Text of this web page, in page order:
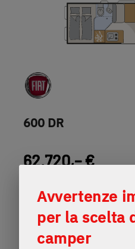
600 DR
62.720,– €
5,99
Lo
Avvertenze
per la scelta
camper